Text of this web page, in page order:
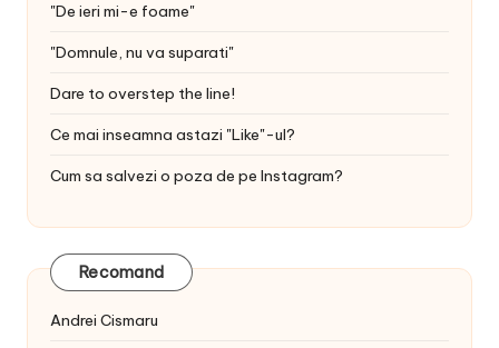
"De ieri mi-e foame"
"Domnule, nu va suparati"
Dare to overstep the line!
Ce mai inseamna astazi "Like"-ul?
Cum sa salvezi o poza de pe Instagram?
Recomand
Andrei Cismaru